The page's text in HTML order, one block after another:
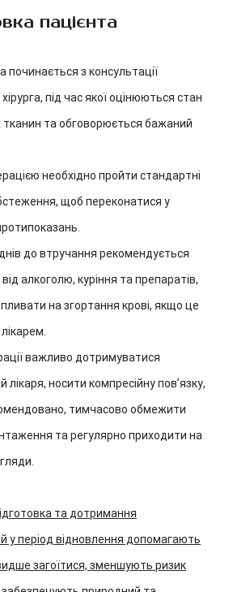
пацієнта
починається з консультації
під час якої оцінюються стан
тканин та обговорюється бажаний
необхідно пройти стандартні
щоб переконатися у
до втручання рекомендується
алкоголю, куріння та препаратів,
на згортання крові, якщо це
важливо дотримуватися
лікаря, носити компресійну пов’язку,
тимчасово обмежити
та регулярно приходити на
та дотримання
у період відновлення допомагають
загоїтися, зменшують ризик